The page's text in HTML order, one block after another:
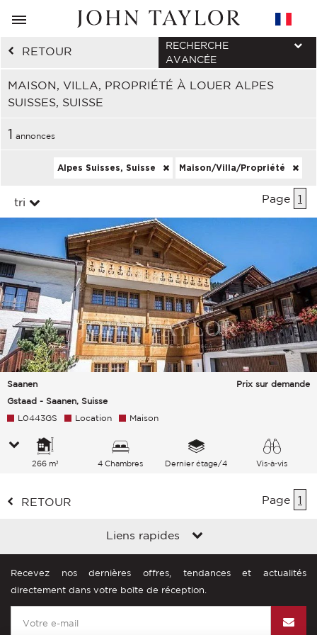
RETOUR
MAISON, VILLA, PROPRIÉTÉ À LOUER ALPES
SUISSES, SUISSE
RECHERCHE
AVANCÉE
1 annonces
Alpes Suisses, Suisse Maison/Villa/Propriété
tri Page 1
Saanen
Gstaad - Saanen, Suisse
Prix sur demande
L0443GS Location Maison
266 m² 4 Chambres Dernier étage/4 Vis-à-vis
RETOUR Page 1
Liens rapides
Recevez nos dernières offres, tendances et actualités
directement dans votre boîte de réception.